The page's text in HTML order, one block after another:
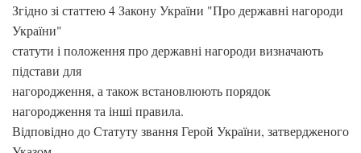
Згідно зі статтею 4 Закону України "Про державні нагороди
України"
статути і положення про державні нагороди визначають
підстави для
нагородження, а також встановлюють порядок
нагородження та інші правила.
Відповідно до Статуту звання Герой України, затвердженого